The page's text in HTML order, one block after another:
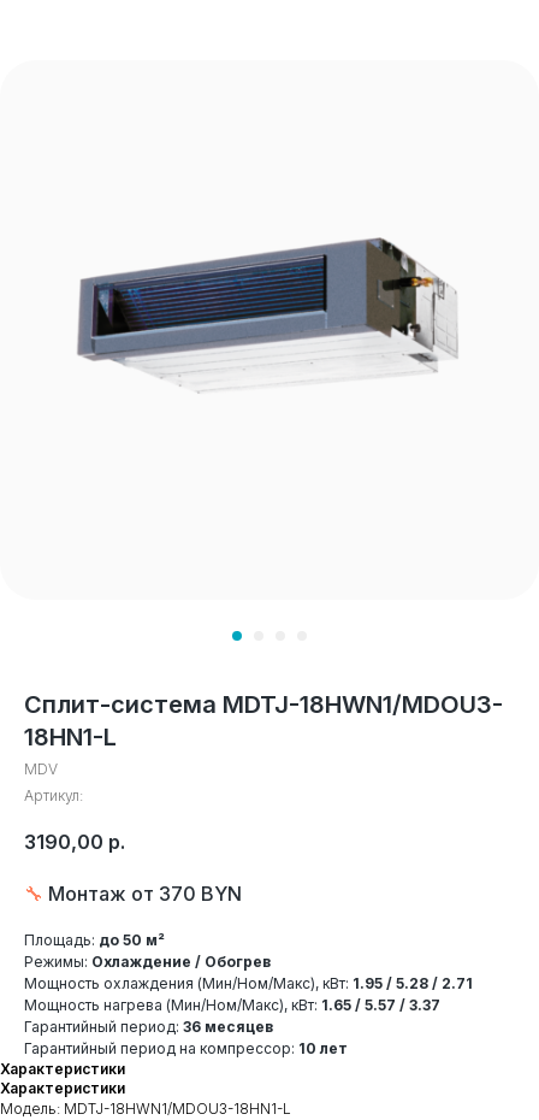
Сплит-система MDTJ-18HWN1/MDOU3-
18HN1-L
MDV
Артикул:
3190,00 р.
🔧 Монтаж от 370 BYN
Площадь: до 50 м²
Режимы: Охлаждение / Обогрев
Мощность охлаждения (Мин/Ном/Макс), кВт: 1.95 / 5.28 / 2.71
Мощность нагрева (Мин/Ном/Макс), кВт: 1.65 / 5.57 / 3.37
Гарантийный период: 36 месяцев
Гарантийный период на компрессор: 10 лет
Характеристики
Характеристики
Модель: MDTJ-18HWN1/MDOU3-18HN1-L